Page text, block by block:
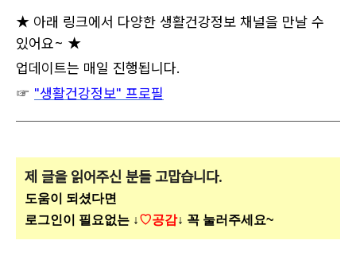
★ 아래 링크에서 다양한 생활건강정보 채널을 만날 수
있어요~ ★
업데이트는 매일 진행됩니다.
☞ "생활건강정보" 프로필
제 글을 읽어주신 분들 고맙습니다.
도움이 되셨다면
로그인이 필요없는 ↓♡공감↓ 꼭 눌러주세요~